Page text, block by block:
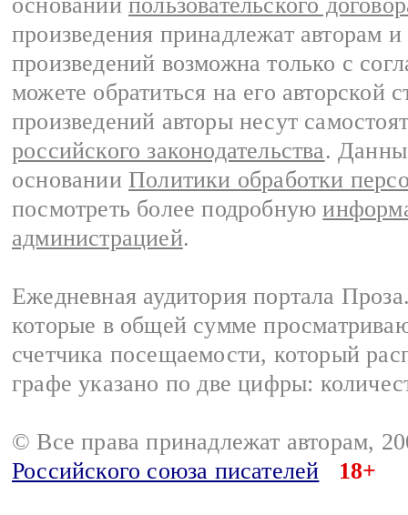
произведения принадлежат авторам
произведений возможна только с
можете обратиться на его авторской
произведений авторы несут
российского законодательства.
основании Политики обработки
посмотреть более подробную
администрацией.
Ежедневная аудитория портала
которые в общей сумме
счетчика посещаемости, который
графе указано по две цифры:
© Все права принадлежат авторам,
Российского союза писателей
18+